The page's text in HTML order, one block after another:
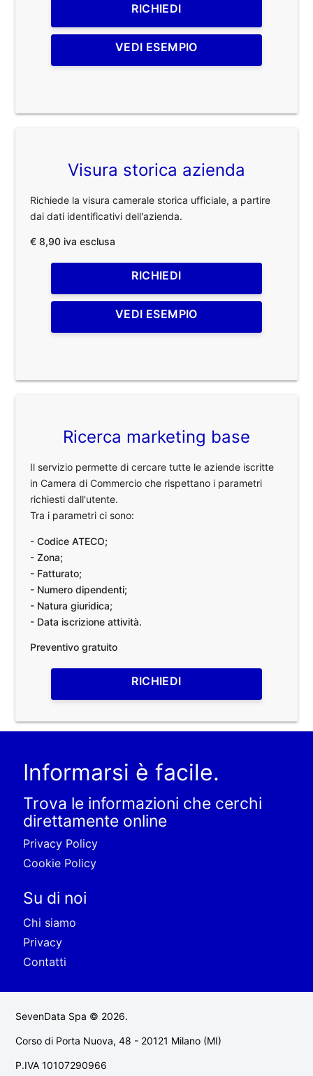
RICHIEDI
VEDI ESEMPIO
Visura storica azienda
Richiede la visura camerale storica ufficiale, a partire
dai dati identificativi dell'azienda.
€ 8,90 iva esclusa
RICHIEDI
VEDI ESEMPIO
Ricerca marketing base
Il servizio permette di cercare tutte le aziende iscritte
in Camera di Commercio che rispettano i parametri
richiesti dall'utente.
Tra i parametri ci sono:
- Codice ATECO;
- Zona;
- Fatturato;
- Numero dipendenti;
- Natura giuridica;
- Data iscrizione attività.
Preventivo gratuito
RICHIEDI
Informarsi è facile.
Trova le informazioni che cerchi
direttamente online
Privacy Policy
Cookie Policy
Su di noi
Chi siamo
Privacy
Contatti
SevenData Spa © 2026.
Corso di Porta Nuova, 48 - 20121 Milano (MI)
P.IVA 10107290966